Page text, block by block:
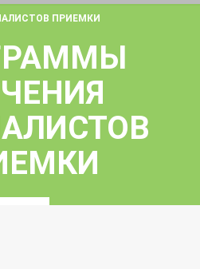
ПРИЕМКИ